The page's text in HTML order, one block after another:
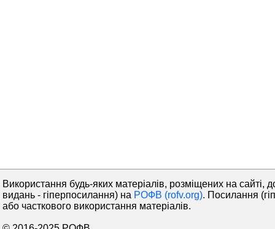
Використання будь-яких матеріалів, розміщених на сайті,
видань - гіперпосилання) на РОФВ (rofv.org). Посилання
або часткового використання матеріалів.